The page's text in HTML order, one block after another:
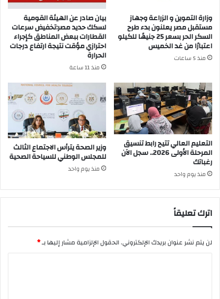
وزارة التموين و الزراعة وجهاز
مستقبل مصر يعلنون بدء طرح
السكر الحر بسعر 25 جنيهًا للكيلو
اعتبارًا من غد الخميس
منذ 5 ساعات
بيان صادر عن الهيئة القومية
لسكك حديد مصر:تخفيض سرعات
القطارات ببعض المناطق كإجراء
احترازي مؤقت نتيجة ارتفاع درجات
الحرارة
منذ 11 ساعة
التعليم العالي تتيح رابط تنسيق
المرحلة الأولى 2026.. سجل الآن
رغباتك
منذ يوم واحد
وزير الصحة يترأس الاجتماع الثالث
للمجلس الوطني للسياحة الصحية
منذ يوم واحد
اترك تعليقاً
لن يتم نشر عنوان بريدك الإلكتروني.الحقول الإلزامية مشار إليها بـ*